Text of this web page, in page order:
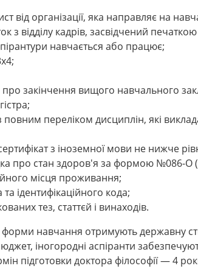
від організації, яка направляє на
з відділу кадрів, засвідчений печаткою
навчається або працює;
закінчення вищого навчального
повним переліком дисциплін, які
з іноземної мови не нижче
про стан здоров'я за формою №086-О
місця проживання;
ідентифікаційного кода;
тез, статтєй і винаходів.
форми навчання отримують державну
іногородні аспіранти
підготовки доктора філософії — 4